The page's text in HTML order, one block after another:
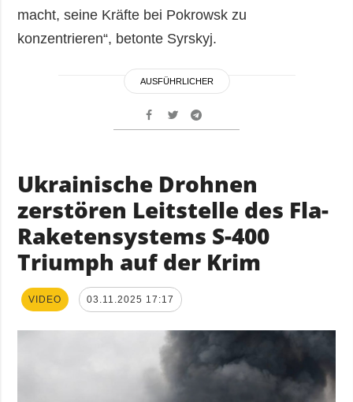
macht, seine Kräfte bei Pokrowsk zu
konzentrieren“, betonte Syrskyj.
AUSFÜHRLICHER
Ukrainische Drohnen
zerstören Leitstelle des Fla-
Raketensystems S-400
Triumph auf der Krim
VIDEO 03.11.2025 17:17